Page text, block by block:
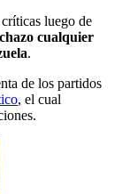
luego de
cualquier
.
de los partidos
, el cual